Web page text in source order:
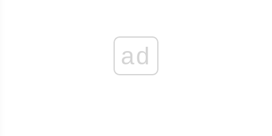
ad